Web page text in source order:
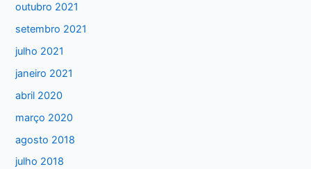
outubro 2021
setembro 2021
julho 2021
janeiro 2021
abril 2020
março 2020
agosto 2018
julho 2018